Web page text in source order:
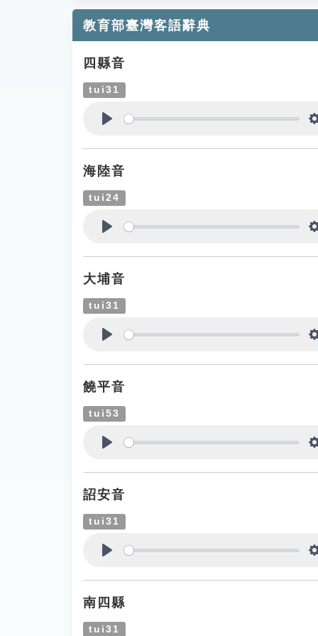
教育部臺灣客語辭典
四縣音
tui31
海陸音
tui24
大埔音
tui31
饒平音
tui53
詔安音
tui31
南四縣
tui31